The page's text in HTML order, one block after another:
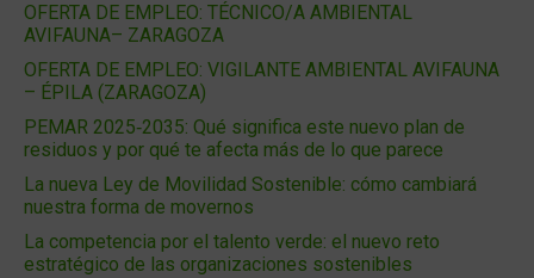
OFERTA DE EMPLEO: TÉCNICO/A AMBIENTAL
AVIFAUNA– ZARAGOZA
OFERTA DE EMPLEO: VIGILANTE AMBIENTAL AVIFAUNA
– ÉPILA (ZARAGOZA)
PEMAR 2025‑2035: Qué significa este nuevo plan de
residuos y por qué te afecta más de lo que parece
La nueva Ley de Movilidad Sostenible: cómo cambiará
nuestra forma de movernos
La competencia por el talento verde: el nuevo reto
estratégico de las organizaciones sostenibles